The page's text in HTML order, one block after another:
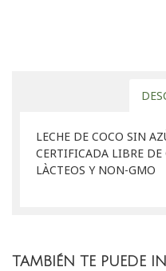
LECHE DE COCO SIN
CERTIFICADA LIBRE
LÀCTEOS Y NON-GMO
TAMBIÉN TE PUEDE